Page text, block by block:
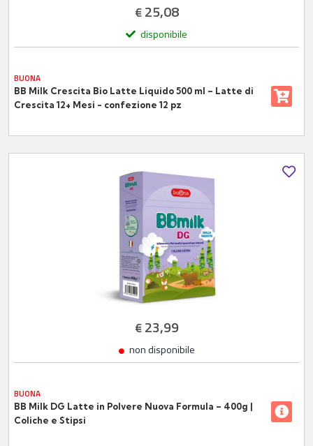
€25,08
disponibile
BUONA
BB Milk Crescita Bio Latte Liquido 500 ml – Latte di
Crescita 12+ Mesi - confezione 12 pz
€23,99
non disponibile
BUONA
BB Milk DG Latte in Polvere Nuova Formula – 400g |
Coliche e Stipsi